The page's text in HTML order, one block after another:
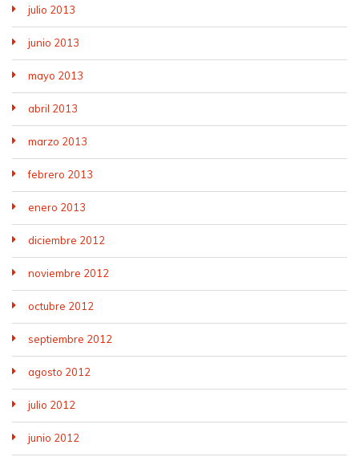
julio 2013
junio 2013
mayo 2013
abril 2013
marzo 2013
febrero 2013
enero 2013
diciembre 2012
noviembre 2012
octubre 2012
septiembre 2012
agosto 2012
julio 2012
junio 2012